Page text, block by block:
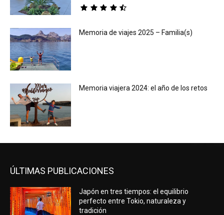
Memoria de viajes 2025 – Familia(s)
Memoria viajera 2024: el año de los retos
ÚLTIMAS PUBLICACIONES
Japón en tres tiempos: el equilibrio
perfecto entre Tokio, naturaleza y
tradición